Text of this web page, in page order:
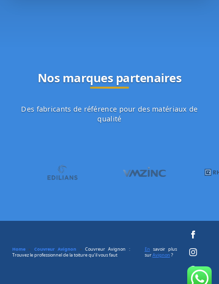
Nos marques partenaires
Des fabricants de référence pour des matériaux de
qualité
Home » Couvreur Avignon » Couvreur Avignon :
Trouvez le professionnel de la toiture qu’il vous faut
En savoir plus
surAvignon ?